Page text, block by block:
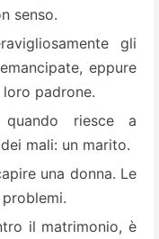
senso.
gli
eppure
padrone.
riesce a
mali: un marito.
una donna. Le
il matrimonio, è